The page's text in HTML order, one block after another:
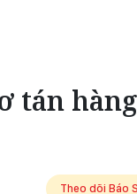
tán
Theo dõi Báo